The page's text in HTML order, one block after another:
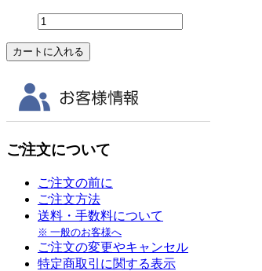
ご注文について
ご注文の前に
ご注文方法
送料・手数料について
※ 一般のお客様へ
ご注文の変更やキャンセル
特定商取引に関する表示